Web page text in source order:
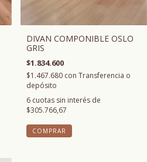
DIVAN COMPONIBLE OSLO
GRIS
$1.834.600
$1.467.680 con Transferencia o
depósito
6 cuotas sin interés de
$305.766,67
COMPRAR